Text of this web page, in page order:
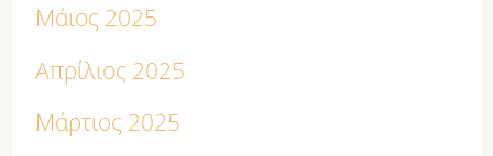
Μάιος 2025
Απρίλιος 2025
Μάρτιος 2025